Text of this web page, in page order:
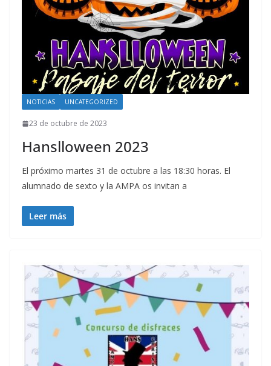
NOTICIAS UNCATEGORIZED
23 de octubre de 2023
Hanslloween 2023
El próximo martes 31 de octubre a las 18:30 horas. El
alumnado de sexto y la AMPA os invitan a
Leer más